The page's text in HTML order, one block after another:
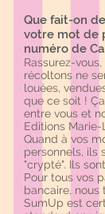
Que fait-on
votre mot de
numéro de
Rassurez-
récoltons ne
louées,
que ce soit !
entre vous et
Editions Marie-
Quand à vos
personnels, ils
"crypté". Ils
Pour tous vos
bancaire, nous
SumUp est